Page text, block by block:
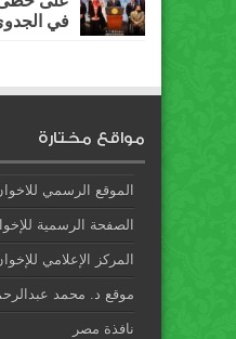
في
مواقع مختارة
الموقع الرسمي
الصفحة الرسمية
المركز الإعلامي
موقع د. محمد
نافذة مصر